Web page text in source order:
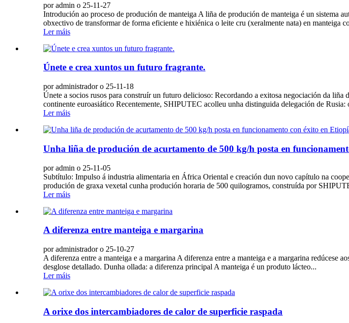
por admin o 25-11-27
Introdución ao proceso de produción de manteiga A liña de produción de manteiga é un sistema
obxectivo de transformar de forma eficiente e hixiénica o leite cru (xeralmente nata) en manteiga
Ler máis
Únete e crea xuntos un futuro fragrante.
por administrador o 25-11-18
Únete a socios rusos para construír un futuro delicioso: Recordando a exitosa negociación da
continente euroasiático Recentemente, SHIPUTEC acolleu unha distinguida delegación de Rusia:
Ler máis
Unha liña de produción de acurtamento de 500 kg/h posta en
por admin o 25-11-05
Subtítulo: Impulso á industria alimentaria en África Oriental e creación dun novo capítulo na
produción de graxa vexetal cunha produción horaria de 500 quilogramos, construída por
Ler máis
A diferenza entre manteiga e margarina
por administrador o 25-10-27
A diferenza entre a manteiga e a margarina A diferenza entre a manteiga e a margarina redúcese
desglose detallado. Dunha ollada: a diferenza principal A manteiga é un produto lácteo...
Ler máis
A orixe dos intercambiadores de calor de superficie raspada